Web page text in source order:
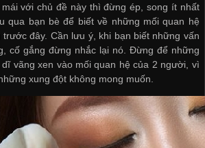
với chủ đề này thì đừng ép, song ít nhất
qua bạn bè để biết về những mối quan hệ
trước đây. Cần lưu ý, khi bạn biết những vấn
cố gắng đừng nhắc lại nó. Đừng để những
vãng xen vào mối quan hệ của 2 người, vì
xung đột không mong muốn.